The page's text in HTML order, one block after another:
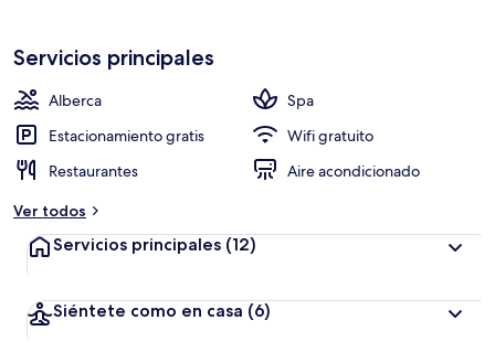
Servicios principales
Alberca
Spa
Estacionamiento gratis
Wifi gratuito
Restaurantes
Aire acondicionado
Ver todos
Servicios principales (12)
Siéntete como en casa (6)